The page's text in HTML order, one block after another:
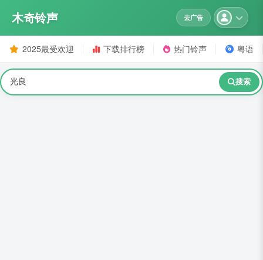
木奇铃声 去广告
2025最受欢迎 下载排行榜 热门铃声 粤语
搜索